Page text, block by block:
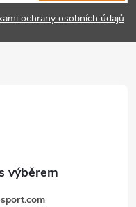
ochrany osobních údajů